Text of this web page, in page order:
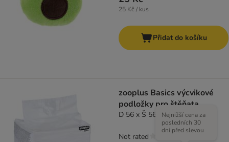
25 Kč / kus
Přidat do košíku
zooplus Basics výcvikové
podložky pro štěňata
D 56 x Š 56 cm, 50 kusů
Nejnižší cena za
posledních 30
dní před slevou
Not rated